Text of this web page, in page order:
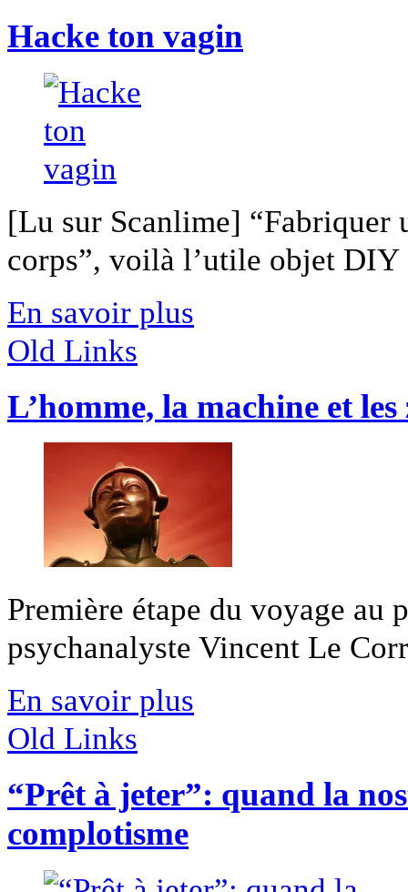
Hacke ton vagin
[Lu sur Scanlime] “Fabriquer
corps”, voilà l’utile objet
En savoir plus
Old Links
L’homme, la machine et
Première étape du voyage au
psychanalyste Vincent Le
En savoir plus
Old Links
“Prêt à jeter”: quand la
complotisme